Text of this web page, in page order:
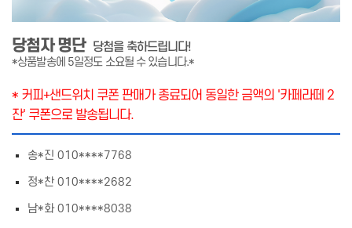
당첨자 명단 당첨을 축하드립니다!
*상품발송에 5일정도 소요될 수 있습니다.*
* 커피+샌드위치 쿠폰 판매가 종료되어 동일한 금액의 '카페라떼 2
잔' 쿠폰으로 발송됩니다.
송*진 010****7768
정*찬 010****2682
남*화 010****8038